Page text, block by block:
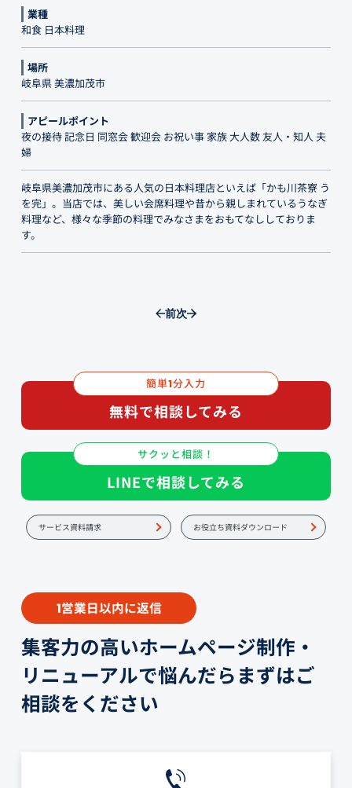
業種
和食 日本料理
場所
岐阜県 美濃加茂市
アピールポイント
夜の接待 記念日 同窓会 歓迎会 お祝い事 家族 大人数 友人・知人 夫
婦
岐阜県美濃加茂市にある人気の日本料理店といえば「かも川茶寮 う
を完」。当店では、美しい会席料理や昔から親しまれているうなぎ
料理など、様々な季節の料理でみなさまをおもてなししておりま
す。
前次
簡単1分入力
無料で相談してみる
サクッと相談！
LINEで相談してみる
サービス資料請求 お役立ち資料ダウンロード
1営業日以内に返信
集客力の高いホームページ制作・
リニューアルで悩んだらまずはご
相談をください